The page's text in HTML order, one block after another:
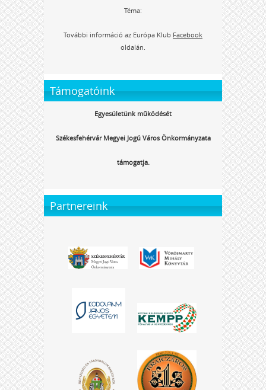
Téma:
További információ az Európa Klub Facebook
oldalán.
Támogatóink
Egyesületünk működését
Székesfehérvár Megyei Jogú Város Önkormányzata
támogatja.
Partnereink